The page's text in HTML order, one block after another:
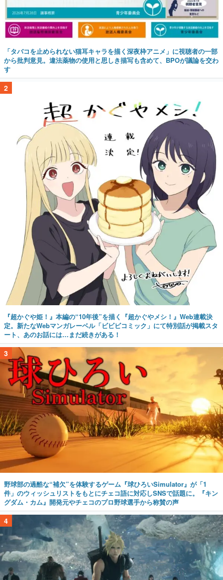
「タバコを止められない猫耳キャラを描く深夜枠アニメ」に視聴者の一部
から批判意見。違法薬物の使用と思しき描写も含めて、BPOが議論を交わ
す
2
『超かぐや姫！』本編の“10年後”を描く『超かぐやメシ！』Web連載決
定。新たなWebマンガレーベル「ビビビコミック」にて特別話が掲載スタ
ート、あのお話には…まだ続きがある！
3
野球部の過酷な“補欠”を体験するゲーム『球ひろいSimulator』が「1
件」のウィッシュリストをもとにチェコ語に対応しSNSで話題に。『キン
グダム・カム』開発元やチェコのプロ野球選手から称賛の声
4